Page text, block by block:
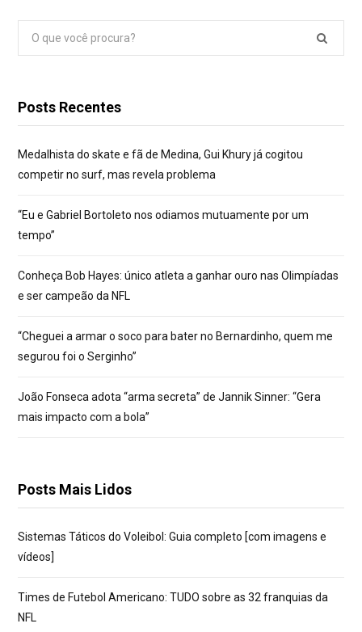
Pesquisar
por:
Posts Recentes
Medalhista do skate e fã de Medina, Gui Khury já cogitou
competir no surf, mas revela problema
“Eu e Gabriel Bortoleto nos odiamos mutuamente por um
tempo”
Conheça Bob Hayes: único atleta a ganhar ouro nas Olimpíadas
e ser campeão da NFL
“Cheguei a armar o soco para bater no Bernardinho, quem me
segurou foi o Serginho”
João Fonseca adota “arma secreta” de Jannik Sinner: “Gera
mais impacto com a bola”
Posts Mais Lidos
Sistemas Táticos do Voleibol: Guia completo [com imagens e
vídeos]
Times de Futebol Americano: TUDO sobre as 32 franquias da
NFL